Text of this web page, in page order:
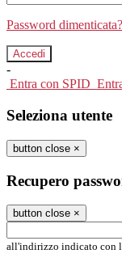
Password dimenticata?
-
Entra con SPID
Seleziona utente
button close ×
Recupero
button close ×
all'indirizzo indicato con